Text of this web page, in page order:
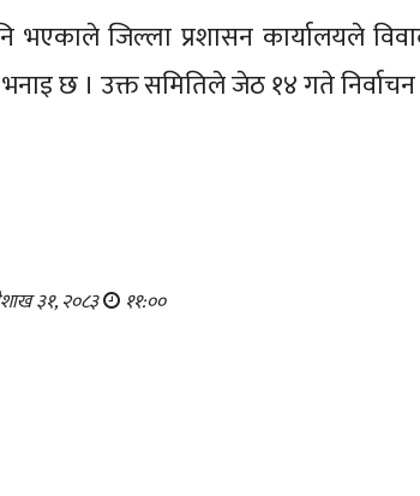
भएकाले जिल्ला प्रशासन कार्यालयले
छ । उक्त समितिले जेठ १४ गते
३१, २०८३ ११:००